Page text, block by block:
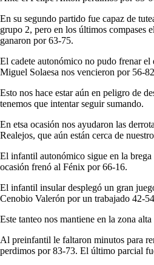
En su segundo partido fue capaz de
grupo 2, pero en los últimos compases
ganaron por 63-75.
El cadete autonómico no pudo frenar el
Miguel Solaesa nos vencieron por 56-
Esto nos hace estar aún en peligro de
tenemos que intentar seguir sumando.
En etsa ocasión nos ayudaron las
Realejos, que aún están cerca de
El infantil autonómico sigue en la brega
ocasión frenó al Fénix por 66-16.
El infantil insular desplegó un gran
Cenobio Valerón por un trabajado 42-
Este tanteo nos mantiene en la zona
Al preinfantil le faltaron minutos para
perdimos por 83-73. El último parcial